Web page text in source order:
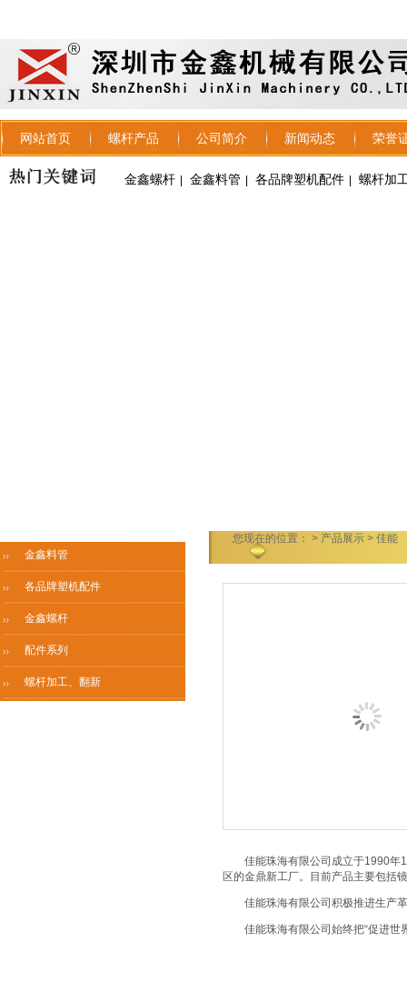
金鑫螺杆 金鑫料管 各品牌塑机配件 螺杆加
网站首页 螺杆产品 公司简介 新闻动态 荣誉
金鑫料管
各品牌塑机配件
金鑫螺杆
配件系列
螺杆加工、翻新
您现在的位置： > 产品展示 > 佳能
佳能珠海有限公司成立于1990年1
区的金鼎新工厂。目前产品主要包括
佳能珠海有限公司积极推进生产革
佳能珠海有限公司始终把“促进世